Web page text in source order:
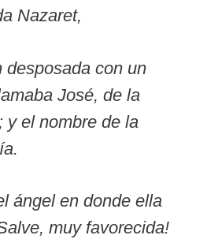
Nazaret,
desposada con un
José, de la
y el nombre de la
ángel en donde ella
muy favorecida!